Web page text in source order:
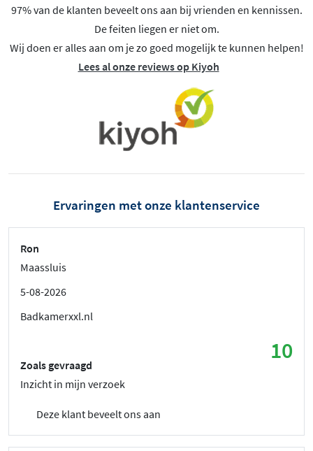
97% van de klanten beveelt ons aan bij vrienden en kennissen.
De feiten liegen er niet om.
Wij doen er alles aan om je zo goed mogelijk te kunnen helpen!
Lees al onze reviews op Kiyoh
Ervaringen met onze klantenservice
Ron
Maassluis
5-08-2026
Badkamerxxl.nl
10
Zoals gevraagd
Inzicht in mijn verzoek
Deze klant beveelt ons aan